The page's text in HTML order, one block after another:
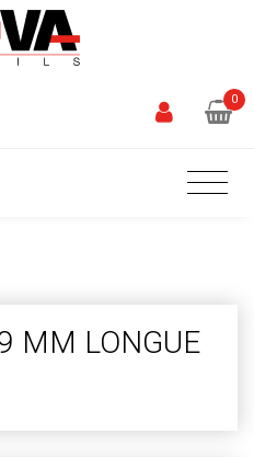
0
MM LONGUE